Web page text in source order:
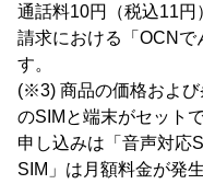
通話料10円（税込11円
請求における「OCNで
す。
(※3) 商品の価格および
のSIMと端末がセット
申し込みは「音声対応
SIM」は月額料金が発